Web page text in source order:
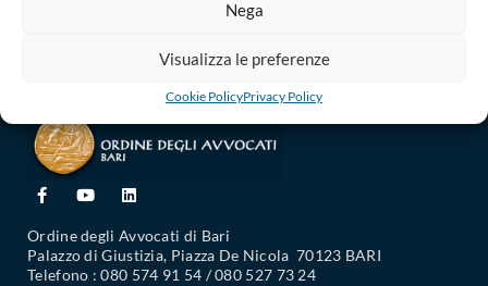
Nega
Visualizza le preferenze
Cookie PolicyPrivacy Policy
Ordine degli Avvocati di Bari
Palazzo di Giustizia, Piazza De Nicola 70123 BARI
Telefono : 080 574 91 54 / 080 527 73 24